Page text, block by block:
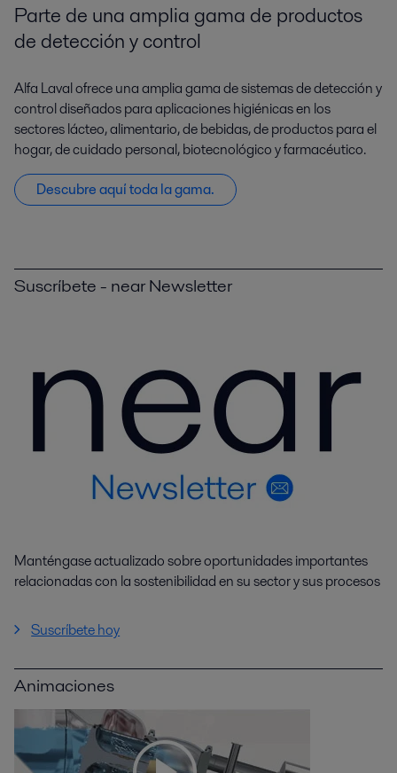
Parte de una amplia gama de productos
de detección y control
Alfa Laval ofrece una amplia gama de sistemas de detección y
control diseñados para aplicaciones higiénicas en los
sectores lácteo, alimentario, de bebidas, de productos para el
hogar, de cuidado personal, biotecnológico y farmacéutico.
Descubre aquí toda la gama.
Suscríbete - near Newsletter
Manténgase actualizado sobre oportunidades importantes
relacionadas con la sostenibilidad en su sector y sus procesos
Suscríbete hoy
Animaciones